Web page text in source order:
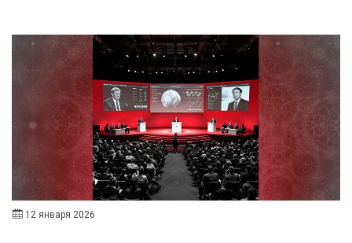
12 января 2026